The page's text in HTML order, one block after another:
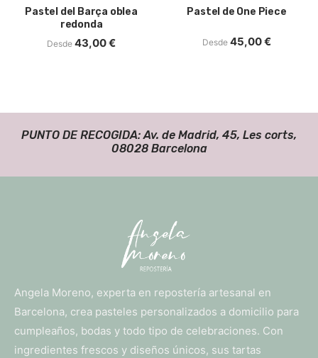
Pastel del Barça oblea
redonda
Desde 43,00€
Pastel de One Piece
Desde 45,00€
PUNTO DE RECOGIDA: Av. de Madrid, 45, Les corts,
08028 Barcelona
Angela Moreno, experta en repostería artesanal en
Barcelona, crea pasteles personalizados a domicilio para
cumpleaños, bodas y todo tipo de celebraciones. Con
ingredientes frescos y diseños únicos, sus tartas